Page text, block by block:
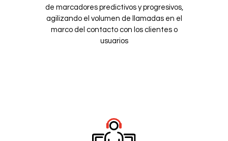
de marcadores predictivos y progresivos,
agilizando el volumen de llamadas en el
marco del contacto con los clientes o
usuarios